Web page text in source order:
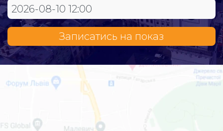
Записатись на показ